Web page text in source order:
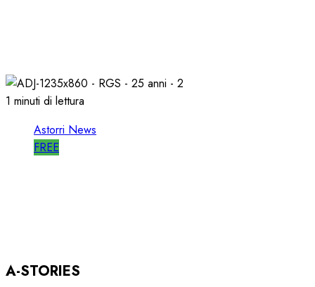
1 minuti di lettura
Astorri News
FREE
A-STORIES